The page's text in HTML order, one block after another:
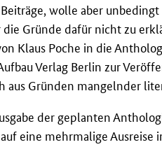
wolle aber
Gründe dafür nicht zu
Klaus Poche in die
Verlag Berlin zur
aus Gründen mangelnder
der geplanten
eine mehrmalige Ausreise